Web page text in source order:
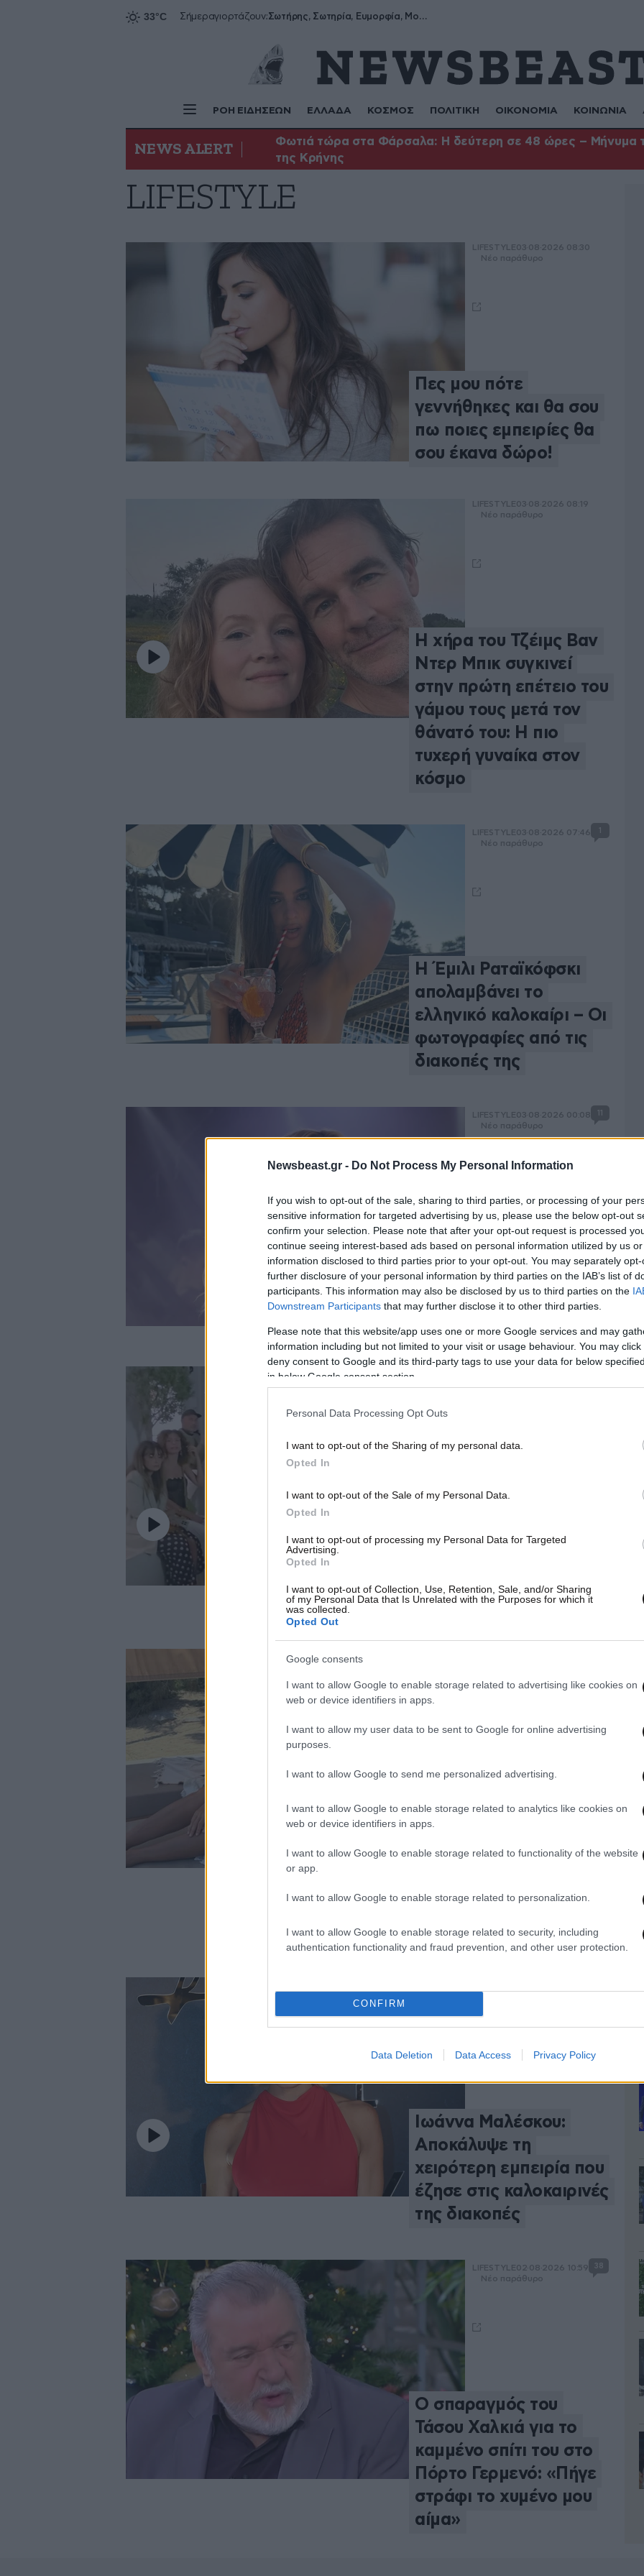
Newsbeast.gr - Do Not Process My Personal Information
If you wish to opt-out of the sale, sharing to third parties, or processing of your
sensitive information for targeted advertising by us, please use the below opt-out
confirm your selection. Please note that after your opt-out request is processed
continue seeing interest-based ads based on personal information utilized by us
information disclosed to third parties prior to your opt-out. You may separately
further disclosure of your personal information by third parties on the IAB’s list of
participants. This information may also be disclosed by us to third parties on the
Downstream Participants that may further disclose it to other third parties.
Please note that this website/app uses one or more Google services and may
information including but not limited to your visit or usage behaviour. You may
deny consent to Google and its third-party tags to use your data for below
in below Google consent section.
Personal Data Processing Opt Outs
I want to opt-out of the Sharing of my personal data.
Opted In
I want to opt-out of the Sale of my Personal Data.
Opted In
I want to opt-out of processing my Personal Data for Targeted
Advertising.
Opted In
I want to opt-out of Collection, Use, Retention, Sale, and/or Sharing
of my Personal Data that Is Unrelated with the Purposes for which it
was collected.
Opted Out
Google consents
I want to allow Google to enable storage related to advertising like cookies on
web or device identifiers in apps.
I want to allow my user data to be sent to Google for online advertising
purposes.
I want to allow Google to send me personalized advertising.
I want to allow Google to enable storage related to analytics like cookies on
web or device identifiers in apps.
I want to allow Google to enable storage related to functionality of the website
or app.
I want to allow Google to enable storage related to personalization.
I want to allow Google to enable storage related to security, including
authentication functionality and fraud prevention, and other user protection.
CONFIRM
Data Deletion Data Access Privacy Policy
Σήμεραγιορτάζουν: Σωτήρης, Σωτηρία, Ευμορφία, Μορφούλα
ΡΟΗ ΕΙΔΗΣΕΩΝ ΕΛΛΑΔΑ ΚΟΣΜΟΣ ΠΟΛΙΤΙΚΗ ΟΙΚΟΝΟΜΙΑ ΚΟΙΝΩΝΙΑ
NEWS ALERT
Φωτιά τώρα στα Φάρσαλα: Η δεύτερη σε 48 ώρες – Μήνυμα
της Κρήνης
LIFESTYLE
LIFESTYLE03·08·2026 08:30
Νέο παράθυρο
Πες μου πότε
γεννήθηκες και θα σου
πω ποιες εμπειρίες θα
σου έκανα δώρο!
LIFESTYLE03·08·2026 08:19
Νέο παράθυρο
Η χήρα του Τζέιμς Βαν
Ντερ Μπικ συγκινεί
στην πρώτη επέτειο του
γάμου τους μετά τον
θάνατό του: Η πιο
τυχερή γυναίκα στον
κόσμο
LIFESTYLE03·08·2026 07:46 1
Νέο παράθυρο
Η Έμιλι Ραταϊκόφσκι
απολαμβάνει το
ελληνικό καλοκαίρι – Οι
φωτογραφίες από τις
διακοπές της
LIFESTYLE03·08·2026 00:08 11
Νέο παράθυρο
Αγγελική Ηλιάδη για τα
γεγονότα στη Θέουτα:
«Σήμερα στην Ισπανία,
Νέο παράθυρο
Εντυπωσιακή βραδινή
Μπουλέντ Οζκάν
Θεόδωρος
Μεσσαροπούλου –
κοινή καλοκαιρινή
απόδραση στην Τήνο
Νέο παράθυρο
Ιωάννα Μαλέσκου:
Αποκάλυψε τη
χειρότερη εμπειρία που
έζησε στις καλοκαιρινές
της διακοπές
LIFESTYLE02·08·2026 10:59 38
Νέο παράθυρο
Ο σπαραγμός του
Τάσου Χαλκιά για το
καμμένο σπίτι του στο
Πόρτο Γερμενό: «Πήγε
στράφι το χυμένο μου
αίμα»